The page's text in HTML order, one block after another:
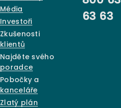
Média
Investoři
Zkušenosti
klientů
Najděte svého
poradce
Pobočky a
kanceláře
Zlatý plán
63 63